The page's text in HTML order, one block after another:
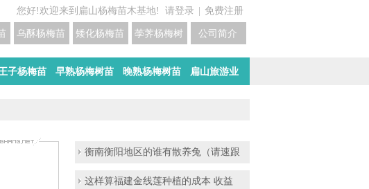
您好!欢迎来到扁山杨梅苗木基地! 请登录 免费注册
公司简介
荸荠杨梅树苗培育
矮化杨梅苗价格
乌酥杨梅苗培育基地
子杨梅苗 早熟杨梅树苗 晚熟杨梅树苗 扁山旅游业
衡南衡阳地区的谁有散养兔（请速跟
这样算福建金线莲种植的成本 收益